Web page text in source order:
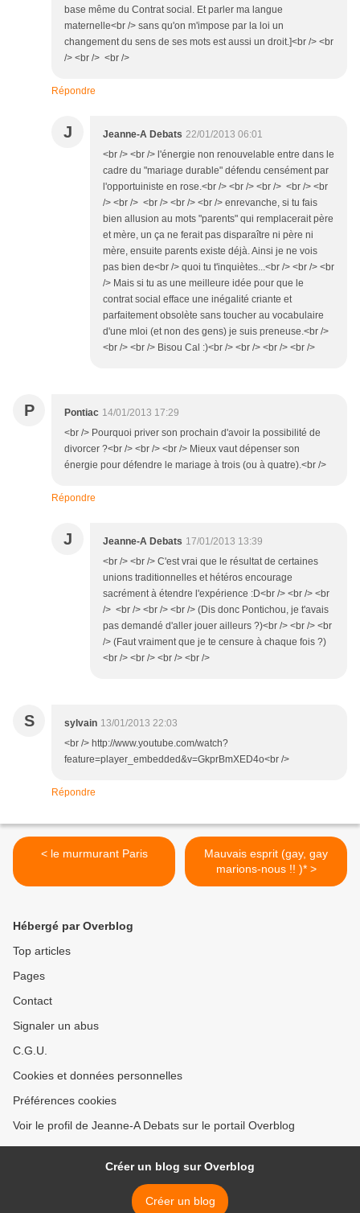
base même du Contrat social. Et parler ma langue
maternelle<br /> sans qu'on m'impose par la loi un
changement du sens de ses mots est aussi un droit.]<br /> <br
/> <br /> <br />
Répondre
J Jeanne-A Debats 22/01/2013 06:01
<br /> <br /> l'énergie non renouvelable entre dans le
cadre du "mariage durable" défendu censément par
l'opportuiniste en rose.<br /> <br /> <br /> <br /> <br
/> <br /> <br /> <br /> <br /> enrevanche, si tu fais
bien allusion au mots "parents" qui remplacerait père
et mère, un ça ne ferait pas disparaître ni père ni
mère, ensuite parents existe déjà. Ainsi je ne vois
pas bien de<br /> quoi tu t'inquiètes...<br /> <br /> <br
/> Mais si tu as une meilleure idée pour que le
contrat social efface une inégalité criante et
parfaitement obsolète sans toucher au vocabulaire
d'une mloi (et non des gens) je suis preneuse.<br />
<br /> <br /> Bisou Cal :)<br /> <br /> <br /> <br />
P Pontiac 14/01/2013 17:29
<br /> Pourquoi priver son prochain d'avoir la possibilité de
divorcer ?<br /> <br /> <br /> Mieux vaut dépenser son
énergie pour défendre le mariage à trois (ou à quatre).<br />
Répondre
J Jeanne-A Debats 17/01/2013 13:39
<br /> <br /> C'est vrai que le résultat de certaines
unions traditionnelles et hétéros encourage
sacrément à étendre l'expérience :D<br /> <br /> <br
/> <br /> <br /> <br /> (Dis donc Pontichou, je t'avais
pas demandé d'aller jouer ailleurs ?)<br /> <br /> <br
/> (Faut vraiment que je te censure à chaque fois ?)
<br /> <br /> <br /> <br />
S sylvain 13/01/2013 22:03
<br /> http://www.youtube.com/watch?
feature=player_embedded&v=GkprBmXED4o<br />
Répondre
< le murmurant Paris
Mauvais esprit (gay, gay
marions-nous !! )* >
Hébergé par Overblog
Top articles
Pages
Contact
Signaler un abus
C.G.U.
Cookies et données personnelles
Préférences cookies
Voir le profil de Jeanne-A Debats sur le portail Overblog
Créer un blog sur Overblog
Créer un blog